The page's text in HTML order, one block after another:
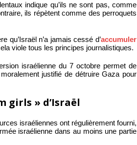
indique qu’ils ne sont pas, comme
ils répètent comme des perroquets
qu’Israël n’a jamais cessé d’accumuler
viole tous les principes journalistiques.
israélienne du 7 octobre permet de
justifié de détruire Gaza pour
girls » d’Israël
israéliennes ont régulièrement fourni,
israélienne dans au moins une partie